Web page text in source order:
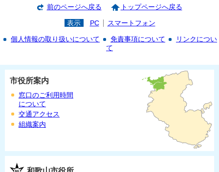
前のページへ戻る トップページへ戻る
表示 PC スマートフォン
個人情報の取り扱いについて 免責事項について
リンクについ
て
市役所案内
窓口のご利用時間
について
交通アクセス
組織案内